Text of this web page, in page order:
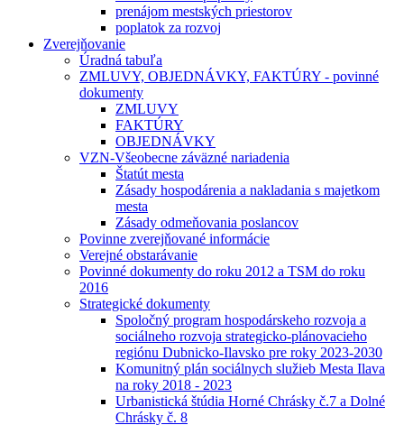
prenájom mestských priestorov
poplatok za rozvoj
Zverejňovanie
Úradná tabuľa
ZMLUVY, OBJEDNÁVKY, FAKTÚRY - povinné
dokumenty
ZMLUVY
FAKTÚRY
OBJEDNÁVKY
VZN-Všeobecne záväzné nariadenia
Štatút mesta
Zásady hospodárenia a nakladania s majetkom
mesta
Zásady odmeňovania poslancov
Povinne zverejňované informácie
Verejné obstarávanie
Povinné dokumenty do roku 2012 a TSM do roku
2016
Strategické dokumenty
Spoločný program hospodárskeho rozvoja a
sociálneho rozvoja strategicko-plánovacieho
regiónu Dubnicko-Ilavsko pre roky 2023-2030
Komunitný plán sociálnych služieb Mesta Ilava
na roky 2018 - 2023
Urbanistická štúdia Horné Chrásky č.7 a Dolné
Chrásky č. 8